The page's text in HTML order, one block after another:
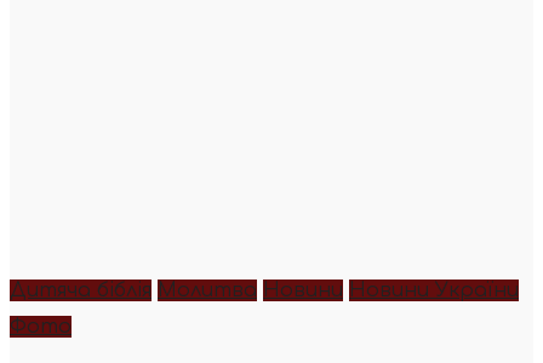
Дитяча біблія Молитва Новини Новини України
Фото